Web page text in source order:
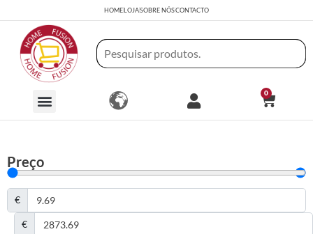
HOMELOJASOBRE NÓSCONTACTO
0
Preço
€
€